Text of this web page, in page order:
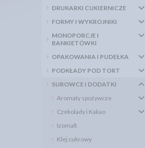
DRUKARKI CUKIERNICZE
FORMY I WYKROJNIKI
MONOPORCJE I
BANKIETÓWKI
OPAKOWANIA I PUDEŁKA
PODKŁADY POD TORT
SUROWCE I DODATKI
Aromaty spożywcze
Czekolady i Kakao
Izomalt
Klej cukrowy